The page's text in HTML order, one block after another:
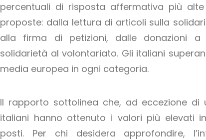
percentuali di risposta affermativa più
proposte: dalla lettura di articoli sulla
alla firma di petizioni, dalle donazioni a
solidarietà al volontariato. Gli italiani
media europea in ogni categoria.
Il rapporto sottolinea che, ad eccezione di
italiani hanno ottenuto i valori più elevati
posti. Per chi desidera approfondire,